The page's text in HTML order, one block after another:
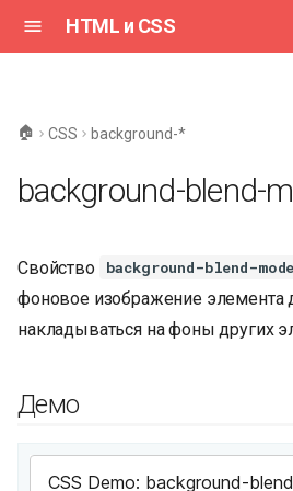
HTML и CSS
ц
а
л
🏠 CSS background-*
background-blend-
Свойство background-blend-mode
фоновое изображение элемента
накладываться на фоны других
Демо